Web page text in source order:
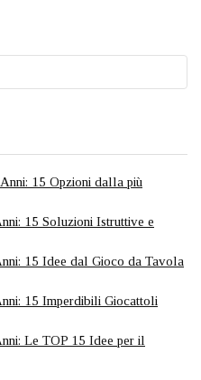
15 Opzioni dalla più
15 Soluzioni Istruttive e
15 Idee dal Gioco da Tavola
15 Imperdibili Giocattoli
Le TOP 15 Idee per il